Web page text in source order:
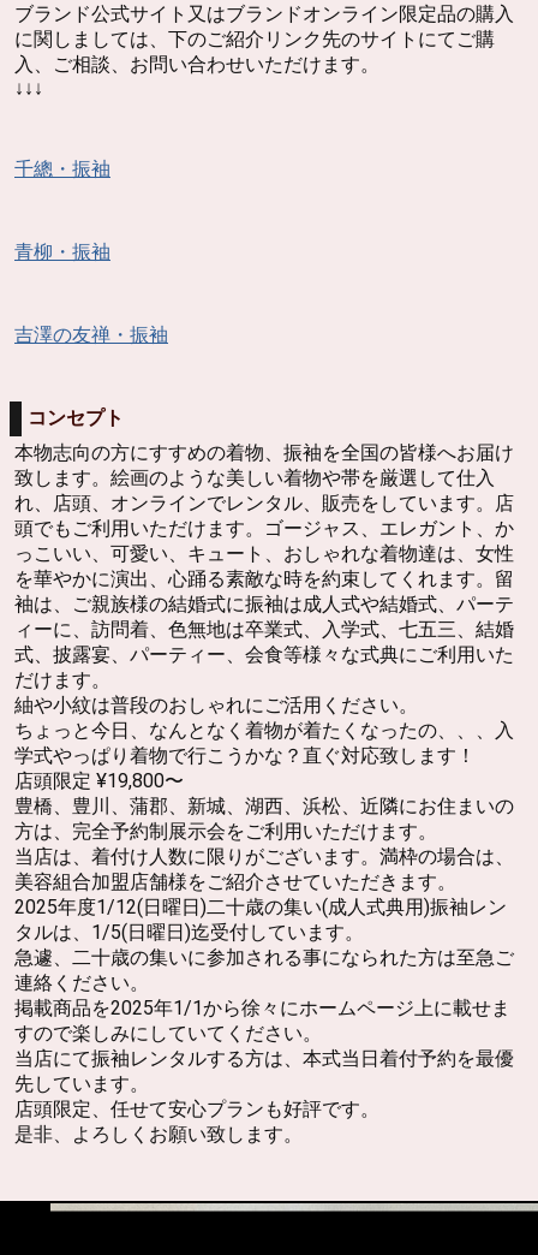
ブランド公式サイト又はブランドオンライン限定品の購入
に関しましては、下のご紹介リンク先のサイトにてご購
入、ご相談、お問い合わせいただけます。
↓↓↓
千總・振袖
青柳・振袖
吉澤の友禅・振袖
コンセプト
本物志向の方にすすめの着物、振袖を全国の皆様へお届け
致します。絵画のような美しい着物や帯を厳選して仕入
れ、店頭、オンラインでレンタル、販売をしています。店
頭でもご利用いただけます。ゴージャス、エレガント、か
っこいい、可愛い、キュート、おしゃれな着物達は、女性
を華やかに演出、心踊る素敵な時を約束してくれます。留
袖は、ご親族様の結婚式に振袖は成人式や結婚式、パーテ
ィーに、訪問着、色無地は卒業式、入学式、七五三、結婚
式、披露宴、パーティー、会食等様々な式典にご利用いた
だけます。
紬や小紋は普段のおしゃれにご活用ください。
ちょっと今日、なんとなく着物が着たくなったの、、、入
学式やっぱり着物で行こうかな？直ぐ対応致します！
店頭限定 ¥19,800〜
豊橋、豊川、蒲郡、新城、湖西、浜松、近隣にお住まいの
方は、完全予約制展示会をご利用いただけます。
当店は、着付け人数に限りがございます。満枠の場合は、
美容組合加盟店舗様をご紹介させていただきます。
2025年度1/12(日曜日)二十歳の集い(成人式典用)振袖レン
タルは、1/5(日曜日)迄受付しています。
急遽、二十歳の集いに参加される事になられた方は至急ご
連絡ください。
掲載商品を2025年1/1から徐々にホームページ上に載せま
すので楽しみにしていてください。
当店にて振袖レンタルする方は、本式当日着付予約を最優
先しています。
店頭限定、任せて安心プランも好評です。
是非、よろしくお願い致します。